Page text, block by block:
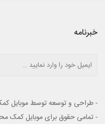
خبرنامه
- طراحی و توسعه توسط موبایل
- تمامی حقوق برای موبایل کمک